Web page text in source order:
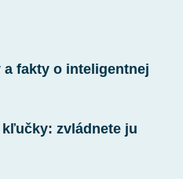
fakty o inteligentnej
zvládnete ju